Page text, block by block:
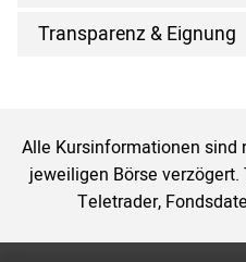
Transparenz & Eignung
Alle Kursinformationen sind
jeweiligen Börse
Teletrader,